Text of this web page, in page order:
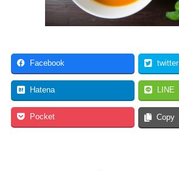
Facebook twitter
Hatena LINE
Pocket Copy